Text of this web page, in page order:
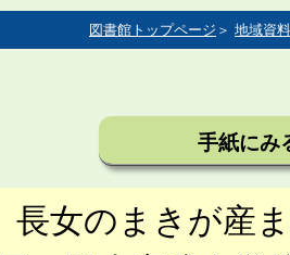
図書館トップページ ＞ 地域資
手紙にみ
長女のまきが産